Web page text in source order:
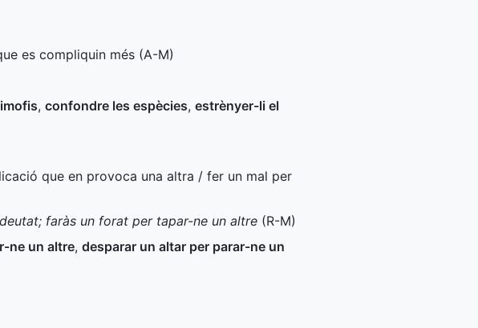
es compliquin més (A-M)
, confondre les espècies, estrènyer-li el
que en provoca una altra / fer un mal per
faràs un forat per tapar-ne un altre (R-M)
ne un altre, desparar un altar per parar-ne un